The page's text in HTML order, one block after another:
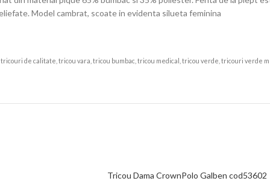
Model cambrat, scoate in evidenta silueta feminina
de calitate, tricou vara, tricou bumbac, tricou medical, tricou verde, tricouri verde
Tricou Dama CrownPolo Galben cod53602